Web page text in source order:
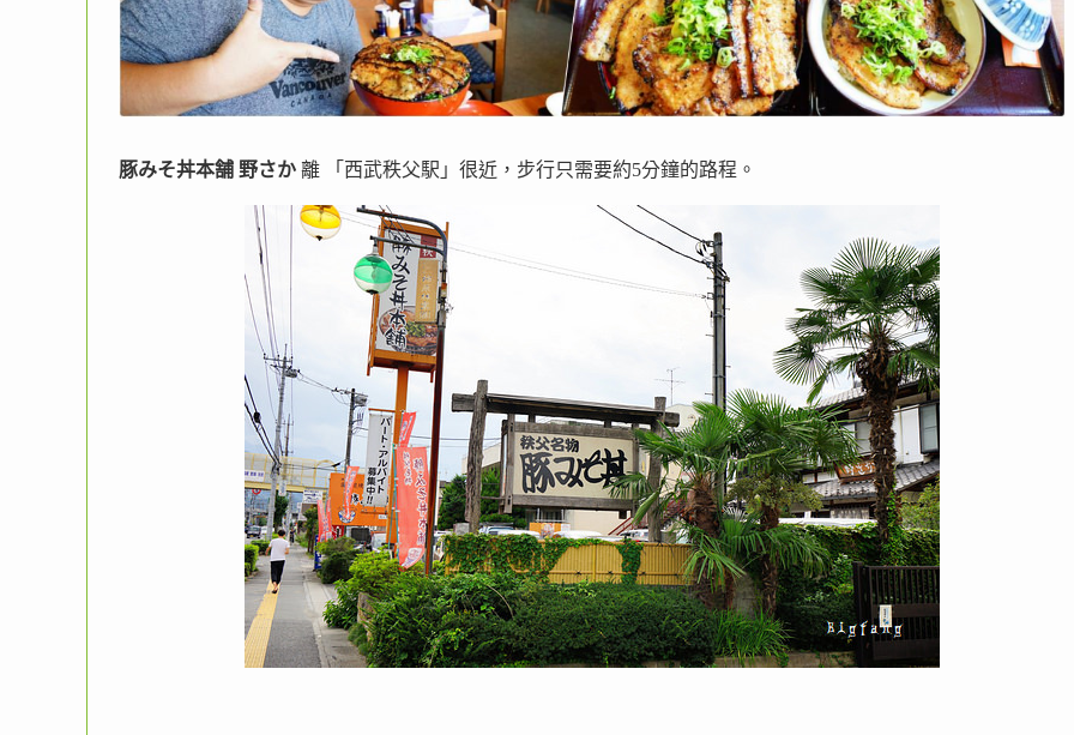
豚みそ丼本舗 野さか 離 「西武秩父駅」很近，步行只需要約5分鐘的路程。